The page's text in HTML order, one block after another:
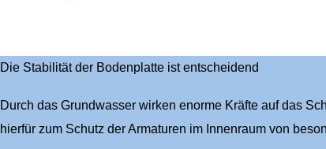
Die Stabilität der Bodenplatte ist entscheidend
Durch das Grundwasser wirken enorme Kräfte auf das
hierfür zum Schutz der Armaturen im Innenraum von